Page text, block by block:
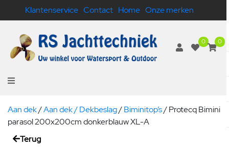
Klantenservice Contact Home Onze merken
0 0
Aan dek/Aan dek / Dekbeslag/Biminitop’s/Protecq Bimini
parasol 200x200cm donkerblauw XL-A
Terug